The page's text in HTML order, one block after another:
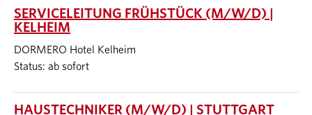
SERVICELEITUNG FRÜHSTÜCK (M/W/D) |
KELHEIM
DORMERO Hotel Kelheim
Status: ab sofort
HAUSTECHNIKER (M/W/D) | STUTTGART